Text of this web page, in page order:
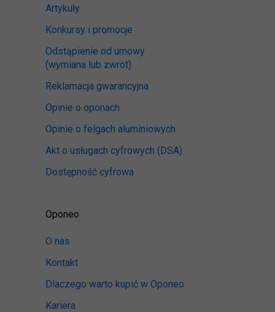
Artykuły
Konkursy i promocje
Odstąpienie od umowy
(wymiana lub zwrot)
Reklamacja gwarancyjna
Opinie o oponach
Opinie o felgach aluminiowych
Akt o usługach cyfrowych (DSA)
Dostępność cyfrowa
Oponeo
O nas
Kontakt
Dlaczego warto kupić w Oponeo
Kariera